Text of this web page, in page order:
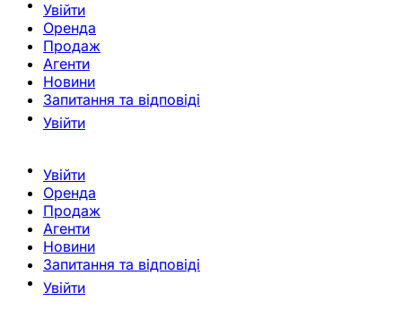
Увійти
Оренда
Продаж
Агенти
Новини
Запитання та відповіді
Увійти
Увійти
Оренда
Продаж
Агенти
Новини
Запитання та відповіді
Увійти